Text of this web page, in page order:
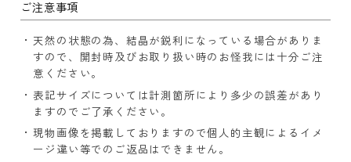
ご注意事項
天然の状態の為、結晶が鋭利になっている場合がありま
すので、開封時及びお取り扱い時のお怪我には十分ご注
意ください。
表記サイズについては計測箇所により多少の誤差があり
ますのでご了承ください。
現物画像を掲載しておりますので個人的主観によるイメ
ージ違い等でのご返品はできません。